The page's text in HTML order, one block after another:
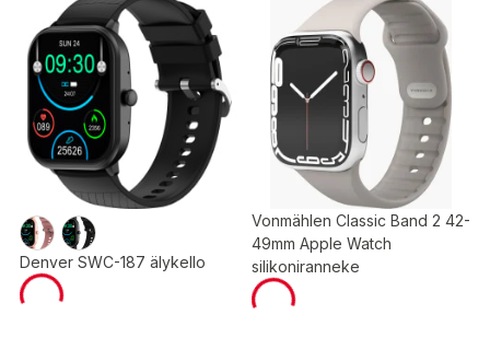
Denver SWC-187 älykello
Vonmählen Classic Band 2 42-
49mm Apple Watch
silikoniranneke